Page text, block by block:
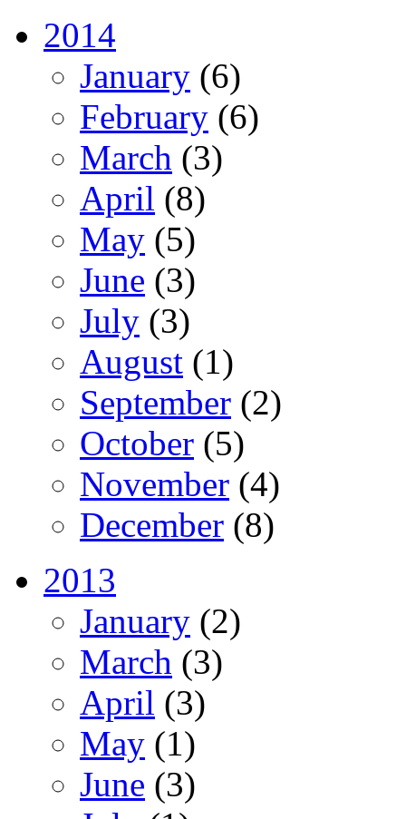
2014
January (6)
February (6)
March (3)
April (8)
May (5)
June (3)
July (3)
August (1)
September (2)
October (5)
November (4)
December (8)
2013
January (2)
March (3)
April (3)
May (1)
June (3)